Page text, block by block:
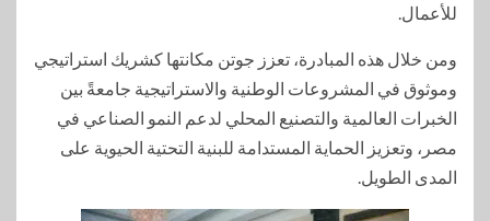
للأعمال.
ومن خلال هذه المبادرة، تعزز جوتن مكانتها كشريك استراتيجي
وموثوق في المشروعات الوطنية والاستراتيجية جامعةً بين
الخبرات العالمية والتصنيع المحلي لدعم النمو الصناعي في
مصر، وتعزيز الحماية المستدامة للبنية التحتية الحيوية على
المدى الطويل.